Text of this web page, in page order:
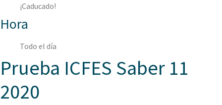
¡Caducado!
Hora
Todo el día
Prueba ICFES Saber 11
2020